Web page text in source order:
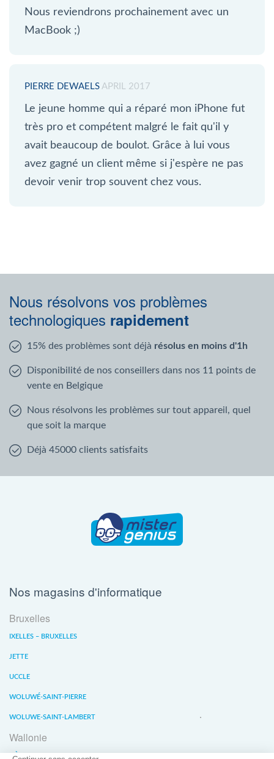
Nous reviendrons prochainement avec un
MacBook ;)
PIERRE DEWAELS APRIL 2017
Le jeune homme qui a réparé mon iPhone fut
très pro et compétent malgré le fait qu'il y
avait beaucoup de boulot. Grâce à lui vous
avez gagné un client même si j'espère ne pas
devoir venir trop souvent chez vous.
Nous résolvons vos problèmes
technologiques rapidement
15% des problèmes sont déjà résolus en moins d'1h
Disponibilité de nos conseillers dans nos 11 points de
vente en Belgique
Nous résolvons les problèmes sur tout appareil, quel
que soit la marque
Déjà 45000 clients satisfaits
Nos magasins d'informatique
Bruxelles
IXELLES – BRUXELLES
JETTE
UCCLE
WOLUWÉ-SAINT-PIERRE
WOLUWE-SAINT-LAMBERT
Wallonie
LIÈGE